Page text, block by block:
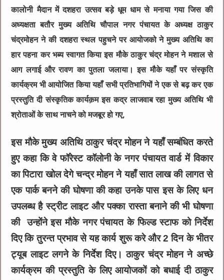
कालोनी मैदान में दशहरा उत्सव बड़े धूम धाम से मनाया गया जिस की
अध्यक्षता बतौर मुख्य अतिथि चौपाल नगर पंचायत के अध्यक्ष ठाकुर
चंद्रमोहन ने की दशहरा स्थल पहुचने पर आयोजको ने मुख्य अतिथि का
हार पहना कर भब्य स्वागत किया इस मौके ठाकुर चंद्र मोहन ने मशाल से
आग लगाई और रावण का पुतला जलाया। इस मौके यहाँ पर संस्कृति
कार्यक्रम भी आयोजित किया यहाँ सभी प्रतिभागियों ने एक से बढ़ कर एक
प्रस्तुति दी संस्कृतिक कार्यक़म इस कद्र लाजवाब रहा मुख्य अतिथि भी
श्रोताओं के साथ नाचने को मजबूर हो गए,
इस मौके मुख्य अतिथि ठाकुर चंद्र मोहन ने यहाँ सम्बंधित करते
हुए कहा कि वे फॉरेस्ट कॉलोनी के नगर पंचायत वार्ड में विकार
का पिटारा खोल देगे चन्द्र मोहन ने यहाँ सात लाख की लागत से
एक पार्क बनने की घोषणा की कहा उनके पास इस के लिए धन
उपलब्ध है स्ट्रीट लाइट और पक्का रास्ता बनाने की भी घोषणा
की उन्होंने इस मौके नगर पंचायत के फिल्ड स्टाफ को निर्देश
दिए कि तुरन्त प्रभाव से यह कार्य शुरू करे और 2 दिन के भीतर
ट्यूब लाइट लगने के निर्देश दिए। ठाकुर चंद्र मोहन ने अच्छे
कार्यक्रम की प्रस्तुति के लिए आयोजकों को बधाई दी ठाकुर